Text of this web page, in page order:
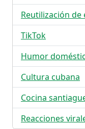
Reutilización de
TikTok
Humor
Cultura cubana
Cocina
Reacciones